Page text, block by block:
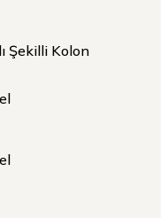
Şekilli Kolon